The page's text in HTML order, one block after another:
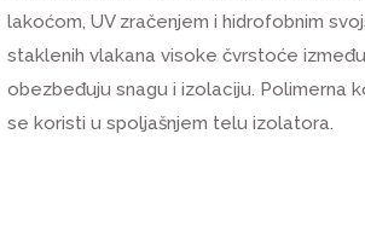
lakoćom, UV zračenjem i hidrofobnim
staklenih vlakana visoke čvrstoće
obezbeđuju snagu i izolaciju. Polimerna
se koristi u spoljašnjem telu izolatora.